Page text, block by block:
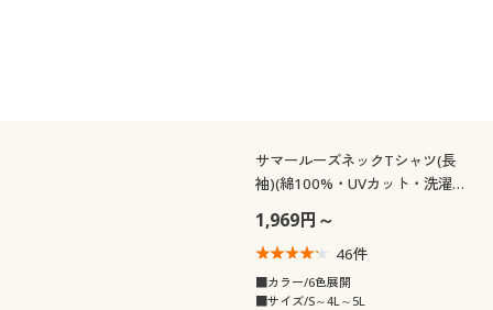
サマールーズネックTシャツ(長
袖)(綿100%・UVカット・洗濯機
1,969円～
46件
■カラー/6色展開
■サイズ/S～4L～5L